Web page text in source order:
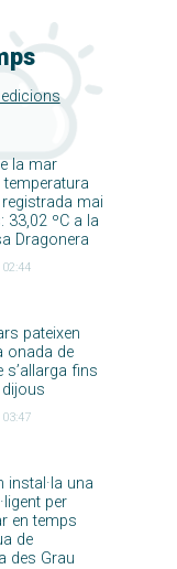
la mar
mai
33,02 ºC a la
Dragonera
pateixen
onada de
s’allarga fins
instal·la una
per
en temps
de
des Grau